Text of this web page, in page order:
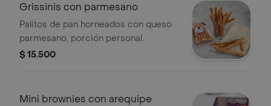
Grissinis con parmesano
Palitos de pan horneados con queso
parmesano, porción personal.
$ 15.500
Mini brownies con arequipe